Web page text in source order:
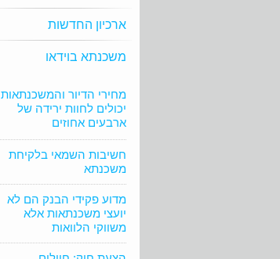
ארכיון החדשות
משכנתא בוידאו
מחירי הדיור והמשכנתאות
יכולים לחוות ירידה של
ארבעים אחוזים
חשיבות השמאי בלקיחת
משכנתא
מדוע פקידי הבנק הם לא
יועצי משכנתאות אלא
משווקי הלוואות